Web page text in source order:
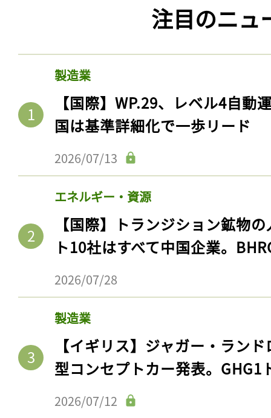
注目のニュ
製造業
【国際】WP.29、レベル4自動
国は基準詳細化で一歩リード
2026/07/13
エネルギー・資源
【国際】トランジション鉱物
ト10社はすべて中国企業。
2026/07/28
製造業
【イギリス】ジャガー・ラン
型コンセプトカー発表。GHG1
2026/07/12